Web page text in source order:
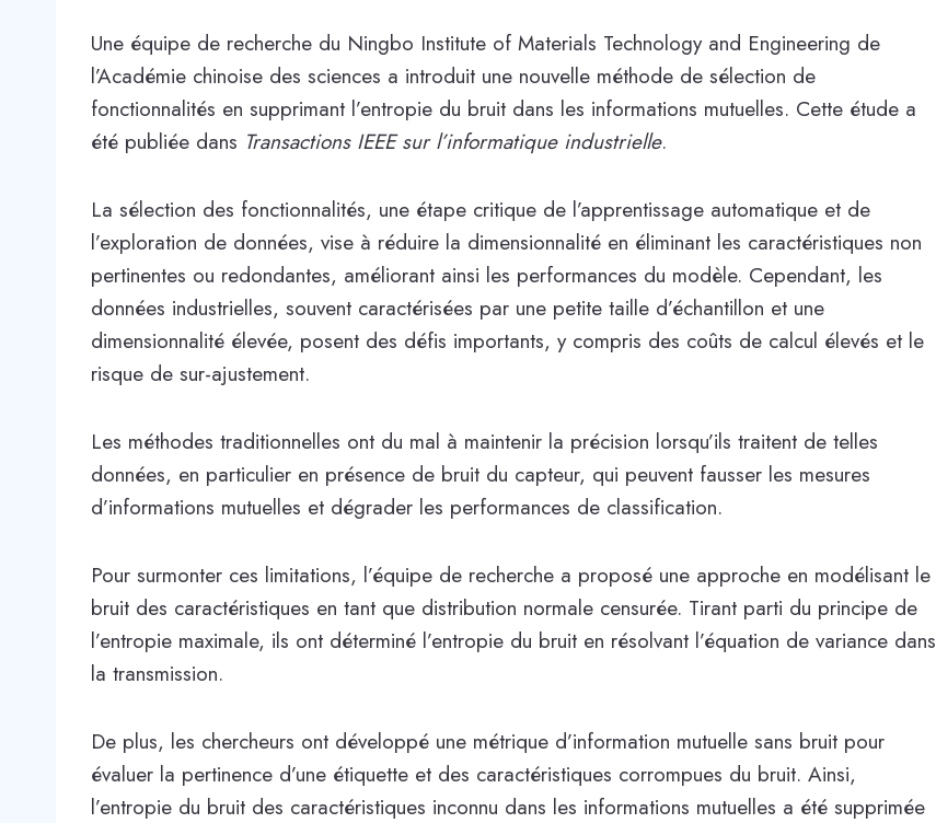
Une équipe de recherche du Ningbo Institute of Materials Technology and Engineering de
l’Académie chinoise des sciences a introduit une nouvelle méthode de sélection de
fonctionnalités en supprimant l’entropie du bruit dans les informations mutuelles. Cette étude a
été publiée dans Transactions IEEE sur l’informatique industrielle.
La sélection des fonctionnalités, une étape critique de l’apprentissage automatique et de
l’exploration de données, vise à réduire la dimensionnalité en éliminant les caractéristiques non
pertinentes ou redondantes, améliorant ainsi les performances du modèle. Cependant, les
données industrielles, souvent caractérisées par une petite taille d’échantillon et une
dimensionnalité élevée, posent des défis importants, y compris des coûts de calcul élevés et le
risque de sur-ajustement.
Les méthodes traditionnelles ont du mal à maintenir la précision lorsqu’ils traitent de telles
données, en particulier en présence de bruit du capteur, qui peuvent fausser les mesures
d’informations mutuelles et dégrader les performances de classification.
Pour surmonter ces limitations, l’équipe de recherche a proposé une approche en modélisant le
bruit des caractéristiques en tant que distribution normale censurée. Tirant parti du principe de
l’entropie maximale, ils ont déterminé l’entropie du bruit en résolvant l’équation de variance dans
la transmission.
De plus, les chercheurs ont développé une métrique d’information mutuelle sans bruit pour
évaluer la pertinence d’une étiquette et des caractéristiques corrompues du bruit. Ainsi,
l’entropie du bruit des caractéristiques inconnu dans les informations mutuelles a été supprimée